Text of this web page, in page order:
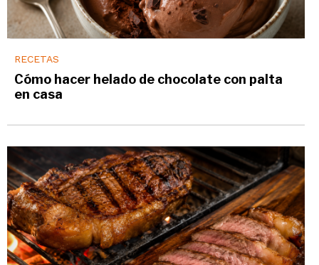
RECETAS
Cómo hacer helado de chocolate con palta
en casa